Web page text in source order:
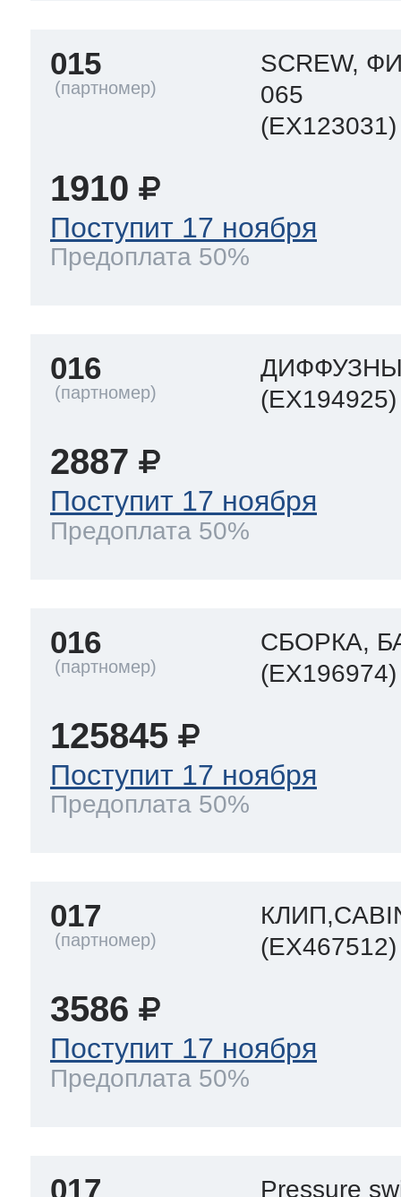
015
SCREW,
065
(EX123031)
1910
Поступит 17 ноября
Предоплата 50%
016
(EX194925)
2887
Поступит 17 ноября
Предоплата 50%
016
СБОРКА,
(EX196974)
125845
Поступит 17 ноября
Предоплата 50%
017
(EX467512)
3586
Поступит 17 ноября
Предоплата 50%
017
Pressure